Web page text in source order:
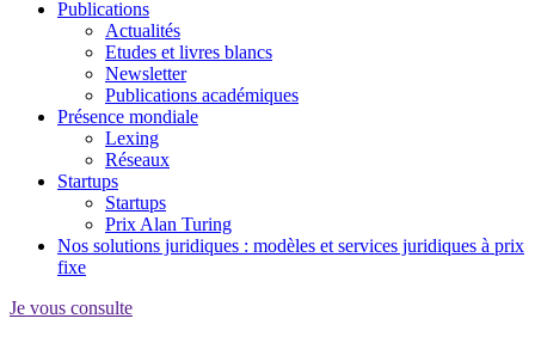
Publications
Actualités
Etudes et livres blancs
Newsletter
Publications académiques
Présence mondiale
Lexing
Réseaux
Startups
Startups
Prix Alan Turing
Nos solutions juridiques : modèles et services juridiques à prix
fixe
Je vous consulte